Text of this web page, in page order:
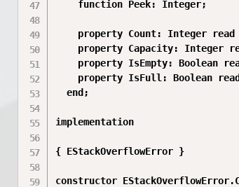
    function Peek: Integer;
property Count: Integer read
property Capacity: Integer
property IsEmpty: Boolean
property IsFull: Boolean
  end;
implementation
{ EStackOverflowError }
constructor